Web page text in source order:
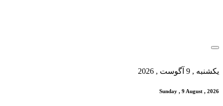
یکشنبه , 9 آگوست , 2026
Sunday , 9 August , 2026